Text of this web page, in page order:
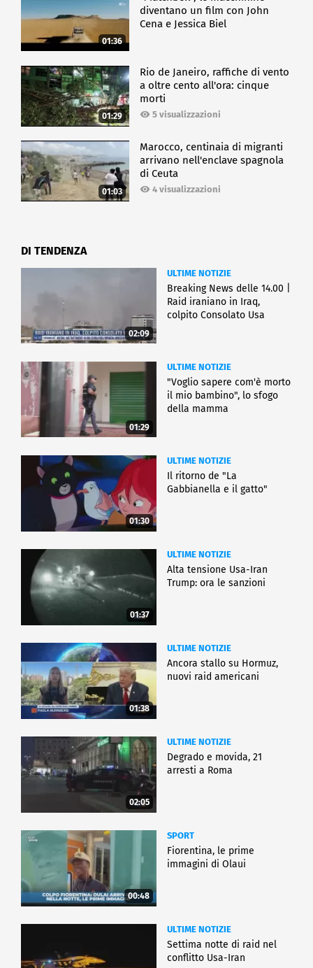
01:36
diventano un film con John
Cena e Jessica Biel
01:29
Rio de Janeiro, raffiche di vento
a oltre cento all'ora: cinque
morti
5 visualizzazioni
01:03
Marocco, centinaia di migranti
arrivano nell'enclave spagnola
di Ceuta
4 visualizzazioni
DI TENDENZA
02:09
ULTIME NOTIZIE
Breaking News delle 14.00 |
Raid iraniano in Iraq,
colpito Consolato Usa
01:29
ULTIME NOTIZIE
"Voglio sapere com'è morto
il mio bambino", lo sfogo
della mamma
01:30
ULTIME NOTIZIE
Il ritorno de "La
Gabbianella e il gatto"
01:37
ULTIME NOTIZIE
Alta tensione Usa-Iran
Trump: ora le sanzioni
01:38
ULTIME NOTIZIE
Ancora stallo su Hormuz,
nuovi raid americani
02:05
ULTIME NOTIZIE
Degrado e movida, 21
arresti a Roma
00:48
SPORT
Fiorentina, le prime
immagini di Olaui
ULTIME NOTIZIE
Settima notte di raid nel
conflitto Usa-Iran